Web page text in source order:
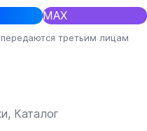
MAX
третьим лицам
, Каталог